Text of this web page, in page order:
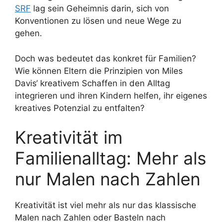
SRF lag sein Geheimnis darin, sich von
Konventionen zu lösen und neue Wege zu
gehen.
Doch was bedeutet das konkret für Familien?
Wie können Eltern die Prinzipien von Miles
Davis‘ kreativem Schaffen in den Alltag
integrieren und ihren Kindern helfen, ihr eigenes
kreatives Potenzial zu entfalten?
Kreativität im
Familienalltag: Mehr als
nur Malen nach Zahlen
Kreativität ist viel mehr als nur das klassische
Malen nach Zahlen oder Basteln nach